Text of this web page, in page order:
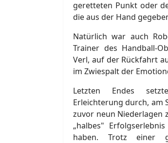
geretteten Punkt oder
die aus der Hand
Natürlich war auch
Trainer des Handball-
Verl, auf der Rückfahrt
im Zwiespalt der
Letzten Endes
Erleichterung durch, am
zuvor neun Niederlagen
„halbes"
haben. Trotz einer